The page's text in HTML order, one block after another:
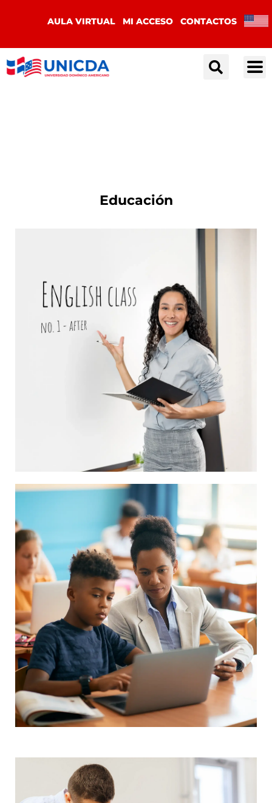
AULA VIRTUAL MI ACCESO CONTACTOS
Educación
ESPECIALIDAD EN
EDUCACIÓN, MENCIÓN
INGLÉS
DOCENCIA Y GESTIÓN
EN TECNOLOGÍA
EDUCATIVA